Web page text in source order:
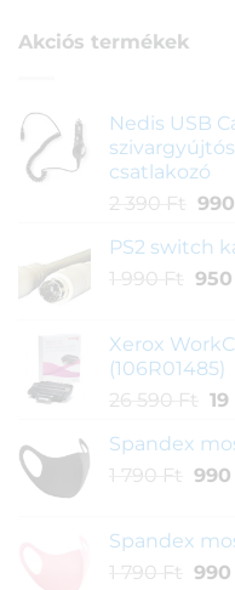
Akciós termékek
Nedis USB
csatlakozó
2 390 Ft
2
990
PS2 switch
1 990 Ft
1
990
950
Xerox
(106R01485)
26 590 Ft
26
Spandex
1 790 Ft
1
790
990
Spandex
1 790 Ft 990